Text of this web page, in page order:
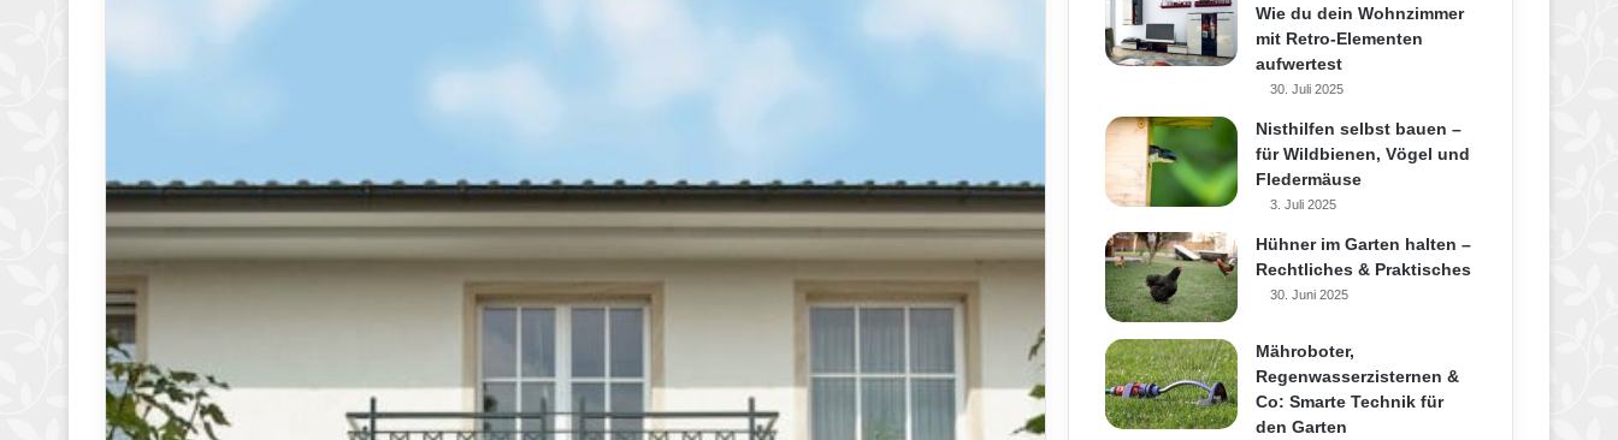
Wie du dein Wohnzimmer
mit Retro-Elementen
aufwertest
30. Juli 2025
Nisthilfen selbst bauen –
für Wildbienen, Vögel und
Fledermäuse
3. Juli 2025
Hühner im Garten halten –
Rechtliches & Praktisches
30. Juni 2025
Mähroboter,
Regenwasserzisternen &
Co: Smarte Technik für
den Garten